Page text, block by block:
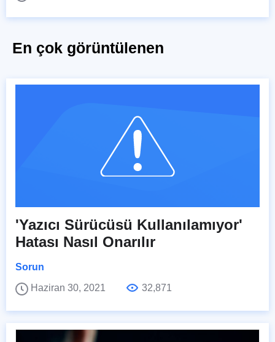
En çok görüntülenen
'Yazıcı Sürücüsü Kullanılamıyor'
Hatası Nasıl Onarılır
Sorun
Haziran 30, 2021
32,871